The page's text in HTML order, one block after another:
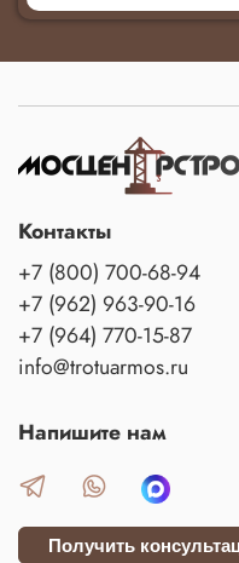
Контакты
+7 (800) 700-68-94
+7 (962) 963-90-16
+7 (964) 770-15-87
info@trotuarmos.ru
Напишите нам
Получить